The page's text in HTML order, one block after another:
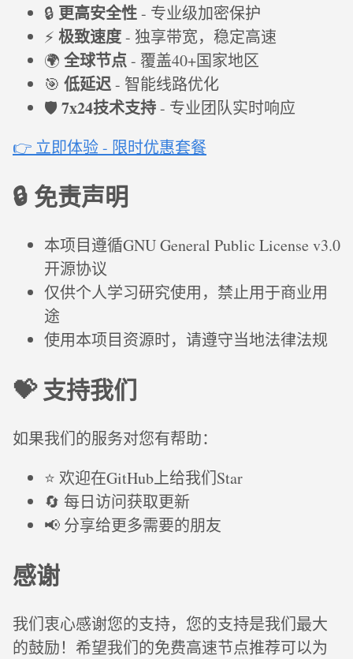
🔒 更高安全性- 专业级加密保护
⚡ 极致速度- 独享带宽，稳定高速
🌍 全球节点- 覆盖40+国家地区
🎯 低延迟- 智能线路优化
🛡️7x24技术支持- 专业团队实时响应
👉 立即体验 - 限时优惠套餐
🔒 免责声明
本项目遵循GNU General Public License v3.0
开源协议
仅供个人学习研究使用，禁止用于商业用
途
使用本项目资源时，请遵守当地法律法规
💝 支持我们
如果我们的服务对您有帮助：
⭐ 欢迎在GitHub上给我们Star
🔄 每日访问获取更新
📢 分享给更多需要的朋友
感谢
我们衷心感谢您的支持，您的支持是我们最大
的鼓励！希望我们的免费高速节点推荐可以为